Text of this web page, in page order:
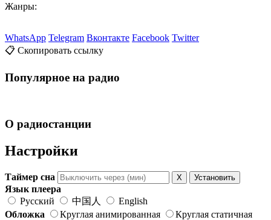
Жанры:
WhatsApp Telegram Вконтакте Facebook Twitter
📋 Скопировать ссылку
Популярное на радио
О радиостанции
Настройки
Таймер сна X Установить
Язык плеера
Русский
中国人
English
Обложка
Круглая анимированная
Круглая статичная